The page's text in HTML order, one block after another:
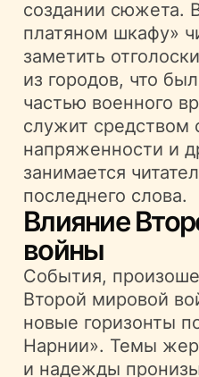
создании сюжета.
платяном шкафу»
заметить
из городов, что
частью военного
служит средством
напряженности и
занимается
последнего слова.
Влияние
войны
События,
Второй мировой
новые горизонты
Нарнии». Темы
и надежды